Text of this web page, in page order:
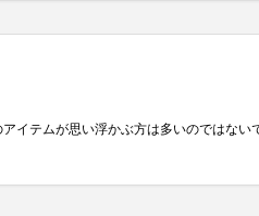
イテムが思い浮かぶ方は多いのではない